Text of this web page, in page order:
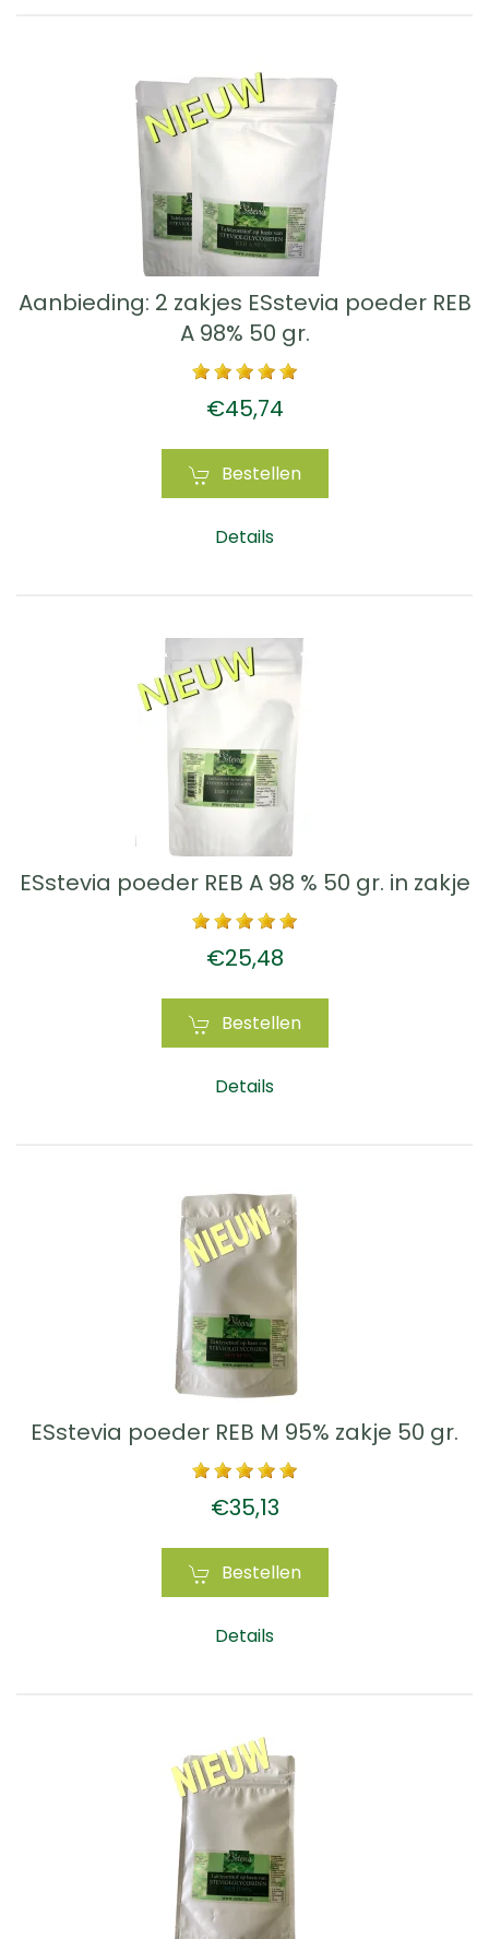
Aanbieding: 2 zakjes ESstevia poeder REB
A 98% 50 gr.
€45,74
Bestellen
Details
ESstevia poeder REB A 98 % 50 gr. in zakje
€25,48
Bestellen
Details
ESstevia poeder REB M 95% zakje 50 gr.
€35,13
Bestellen
Details